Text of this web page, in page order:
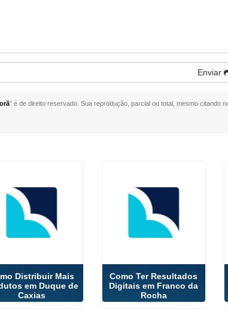
Enviar
" é de direito reservado. Sua reprodução, parcial ou total, mesmo citando
Distribuir Mais
em Duque de
Caxias
Como Ter Resultados
Digitais em Franco da
Rocha